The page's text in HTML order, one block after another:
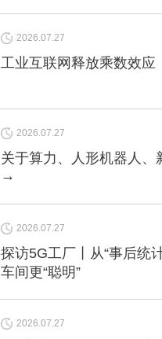
2026.07.27
工业互联网释放乘数效应
2026.07.27
关于算力、人形机器人
→
2026.07.27
探访5G工厂丨从“事后统
车间更“聪明”
2026.07.27